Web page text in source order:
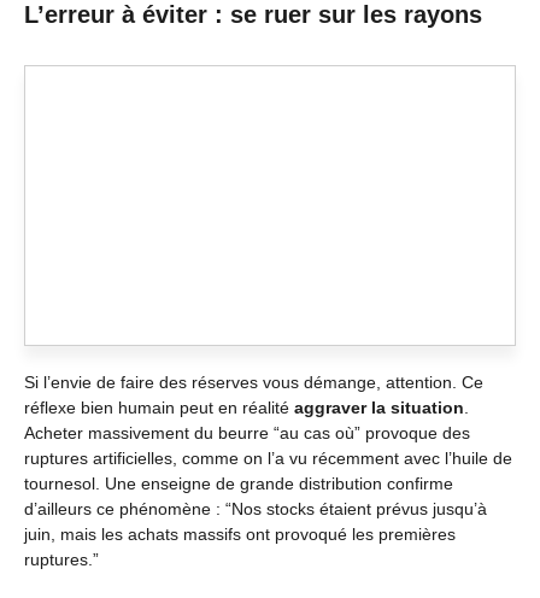
L’erreur à éviter : se ruer sur les rayons
Si l’envie de faire des réserves vous démange, attention. Ce
réflexe bien humain peut en réalité aggraver la situation
Acheter massivement du beurre “au cas où” provoque des
ruptures artificielles, comme on l’a vu récemment avec l’huile de
tournesol. Une enseigne de grande distribution confirme
d’ailleurs ce phénomène : “Nos stocks étaient prévus jusqu’à
juin, mais les achats massifs ont provoqué les premières
ruptures.”